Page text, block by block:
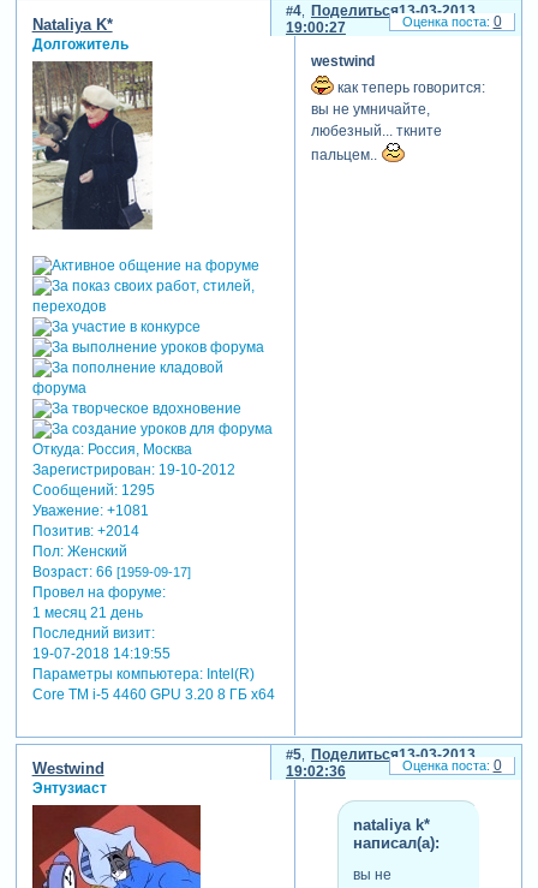
Поделиться
4
13-03-2013
19:00:27
Nataliya K*
Долгожитель
Откуда:Россия, Москва
Зарегистрирован: 19-10-2012
Сообщений:1295
Уважение: +1081
Позитив: +2014
Пол:Женский
Возраст:66 [1959-09-17]
Провел на форуме:
1 месяц 21 день
Последний визит:
19-07-2018 14:19:55
Параметры компьютера:Intel(R)
Core TM i-5 4460 GPU 3.20 8 ГБ х64
westwind
как теперь говорится:
вы не умничайте,
любезный... ткните
пальцем..
0
Поделиться
5
13-03-2013
19:02:36
Westwind
Энтузиаст
nataliya k*
написал(а):
вы не
0